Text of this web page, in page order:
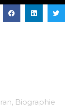
Biographie